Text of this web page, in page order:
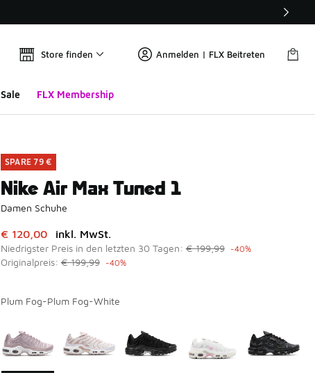
Store finden Anmelden | FLX Beitreten
Sale FLX Membership
SPARE 79 €
Nike Air Max Tuned 1
Damen Schuhe
Dieser Artikel ist im Sale. Der Preis ist von auf € 120,00
€ 120,00 inkl. MwSt.
Niedrigster Preis in den letzten 30 Tagen:€ 199,99 -40%
Originalpreis:€ 199,99 -40%
Plum Fog-Plum Fog-White